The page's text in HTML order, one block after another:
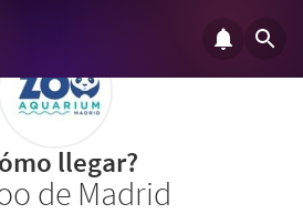
llegar?
de Madrid